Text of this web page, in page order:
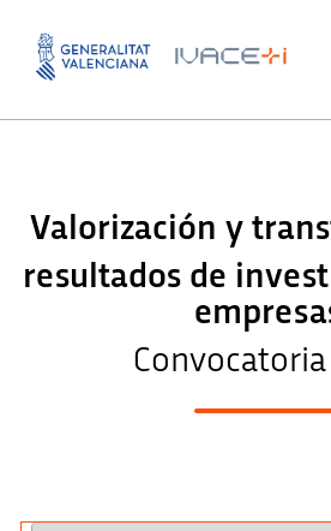
Valorización y
resultados de
Convocatoria